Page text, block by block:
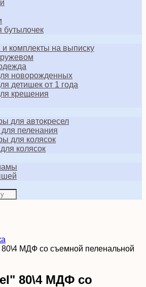
бутылочек
и комплекты на выписку
новорожденных
детишек от 1 года
крещения
для автокресел
пеленания
для колясок
колясок
МДФ со съемной пеленальной
80\4 МДФ со